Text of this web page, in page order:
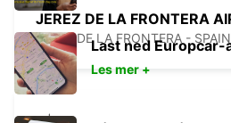
JEREZ DE LA FRONTERA
JEREZ DE LA FRONTERA - SPAIN
Last ned Europcar-
Les mer +